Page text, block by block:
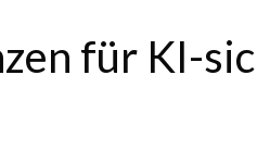
für KI-